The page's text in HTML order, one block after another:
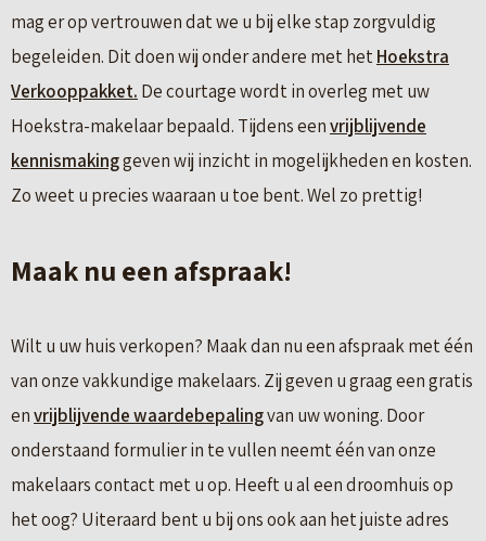
mag er op vertrouwen dat we u bij elke stap zorgvuldig
begeleiden. Dit doen wij onder andere met hetHoekstra
Verkooppakket. De courtage wordt in overleg met uw
Hoekstra-makelaar bepaald. Tijdens eenvrijblijvende
kennismakinggeven wij inzicht in mogelijkheden en kosten.
Zo weet u precies waaraan u toe bent. Wel zo prettig!
Maak nu een afspraak!
Wilt u uw huis verkopen? Maak dan nu een afspraak met één
van onze vakkundige makelaars. Zij geven u graag een gratis
envrijblijvende waardebepalingvan uw woning. Door
onderstaand formulier in te vullen neemt één van onze
makelaars contact met u op. Heeft u al een droomhuis op
het oog? Uiteraard bent u bij ons ook aan het juiste adres